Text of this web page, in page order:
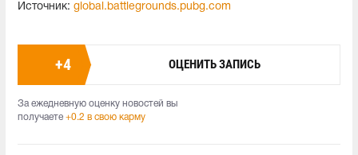
Источник: global.battlegrounds.pubg.com
+4 ОЦЕНИТЬ ЗАПИСЬ
За ежедневную оценку новостей вы
получаете +0.2 в свою карму